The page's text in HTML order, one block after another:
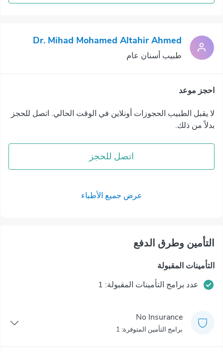
Dr. Mihad Mohamed Altahir Ahmed
طبيب أسنان عام
احجز موعد
لا يقبل الطبيب الحجوزات أونلاين في الوقت الحالي. اتصل للحجز
بدلاً من ذلك.
اتصل للحجز
عرض جميع الأطباء
التأمين وطرق الدفع
التأمينات المقبولة
عدد برامج التأمينات المقبولة: 1
No Insurance
برامج التأمين المتوفرة: 1